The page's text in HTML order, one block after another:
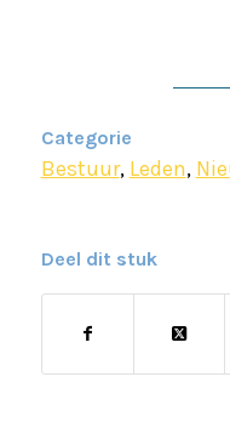
Categorie
Bestuur, Leden,
Deel dit stuk